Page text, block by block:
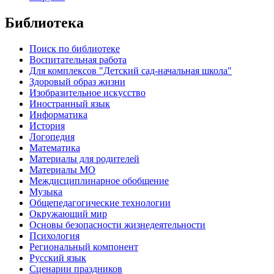
Библиотека
Поиск по библиотеке
Воспитательная работа
Для комплексов "Детский сад-начальная школа"
Здоровый образ жизни
Изобразительное искусство
Иностранный язык
Информатика
История
Логопедия
Математика
Материалы для родителей
Материалы МО
Междисциплинарное обобщение
Музыка
Общепедагогические технологии
Окружающий мир
Основы безопасности жизнедеятельности
Психология
Региональный компонент
Русский язык
Сценарии праздников